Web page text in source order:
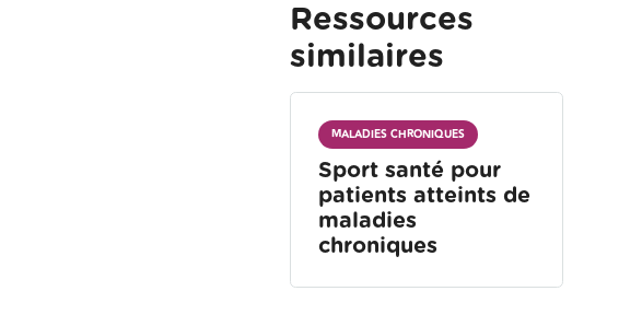
Ressources
similaires
MALADIES CHRONIQUES
Sport santé pour
patients atteints de
maladies
chroniques